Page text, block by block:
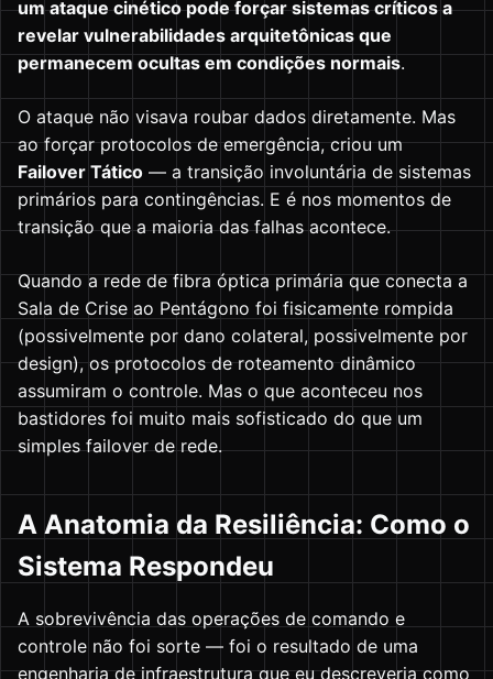
um ataque cinético pode forçar sistemas críticos a
revelar vulnerabilidades arquitetônicas que
permanecem ocultas em condições normais.
O ataque não visava roubar dados diretamente. Mas
ao forçar protocolos de emergência, criou um
Failover Tático — a transição involuntária de sistemas
primários para contingências. E é nos momentos de
transição que a maioria das falhas acontece.
Quando a rede de fibra óptica primária que conecta a
Sala de Crise ao Pentágono foi fisicamente rompida
(possivelmente por dano colateral, possivelmente por
design), os protocolos de roteamento dinâmico
assumiram o controle. Mas o que aconteceu nos
bastidores foi muito mais sofisticado do que um
simples failover de rede.
A Anatomia da Resiliência: Como o
Sistema Respondeu
A sobrevivência das operações de comando e
controle não foi sorte — foi o resultado de uma
engenharia de infraestrutura que eu descreveria como